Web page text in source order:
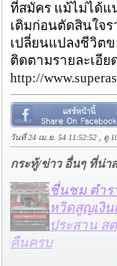
ที่สมัคร แม้ไม่ได้แ
เติมก่อนตัดสินใจร
เปลี่ยนแปลงชีวิต
ติดตามรายละเอี
http://
วันที่ 24 เม.ย. 54 11:52:52 , ดู
กระทู้/ข่าว อื่นๆ ที่น่า
ชื่นชม ตำร
หวิดสูญเงิน
ประสาน ส
คืนครบ